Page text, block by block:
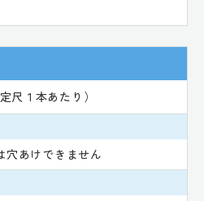
尺１本あたり）
穴あけできません